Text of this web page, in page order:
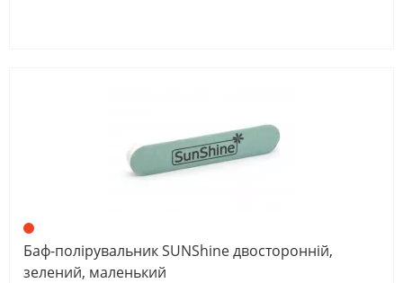
Баф-полірувальник SUNShine двосторонній,
зелений, маленький